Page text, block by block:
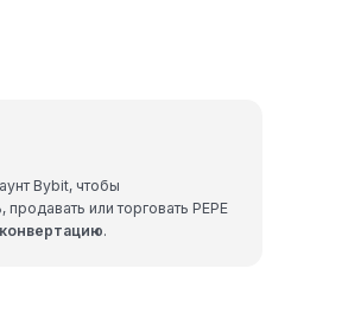
Bybit, чтобы
или торговать PEPE
.